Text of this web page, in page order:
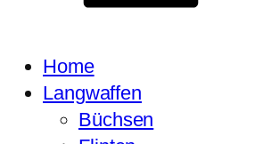
Home
Langwaffen
Büchsen